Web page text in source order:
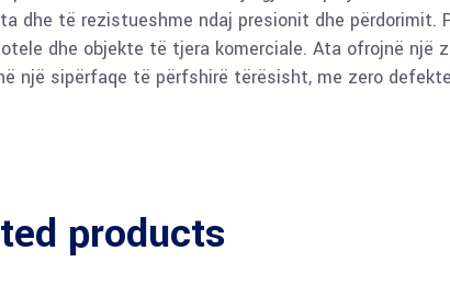
dhe të rezistueshme ndaj presionit dhe përdorimit.
dhe objekte të tjera komerciale. Ata ofrojnë
një sipërfaqe të përfshirë tërësisht, me zero
products